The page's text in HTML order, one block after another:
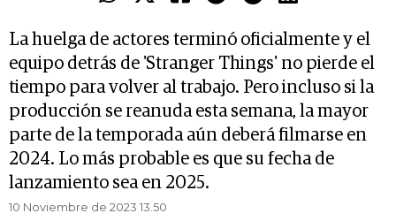
La huelga de actores terminó oficialmente y el
equipo detrás de 'Stranger Things' no pierde el
tiempo para volver al trabajo. Pero incluso si la
producción se reanuda esta semana, la mayor
parte de la temporada aún deberá filmarse en
2024. Lo más probable es que su fecha de
lanzamiento sea en 2025.
10 Noviembre de 2023 13.50